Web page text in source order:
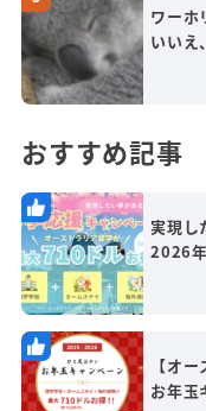
ワー
いいえ
おすすめ記事
実現し
2026
【オ
お年玉